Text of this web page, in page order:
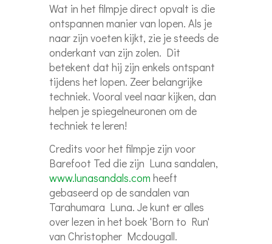
Wat in het filmpje direct opvalt is die
ontspannen manier van lopen. Als je
naar zijn voeten kijkt, zie je steeds de
onderkant van zijn zolen. Dit
betekent dat hij zijn enkels ontspant
tijdens het lopen. Zeer belangrijke
techniek. Vooral veel naar kijken, dan
helpen je spiegelneuronen om de
techniek te leren!
Credits voor het filmpje zijn voor
Barefoot Ted die zijn Luna sandalen,
www.lunasandals.com heeft
gebaseerd op de sandalen van
Tarahumara Luna. Je kunt er alles
over lezen in het boek 'Born to Run'
van Christopher Mcdougall.